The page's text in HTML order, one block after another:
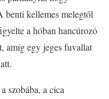
benti kellemes melegtől
a hóban hancúrozó
amíg egy jeges fuvallat
szobába, a cica